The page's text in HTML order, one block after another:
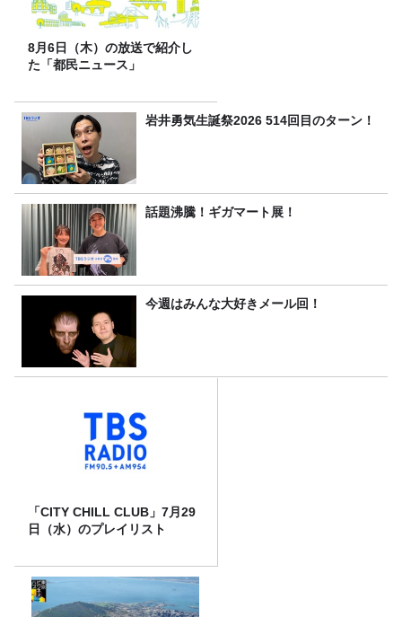
8月6日（木）の放送で紹介し
た「都民ニュース」
岩井勇気生誕祭2026 514回目のターン！
話題沸騰！ギガマート展！
今週はみんな大好きメール回！
「CITY CHILL CLUB」7月29
日（水）のプレイリスト